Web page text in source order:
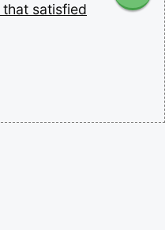
that satisfied